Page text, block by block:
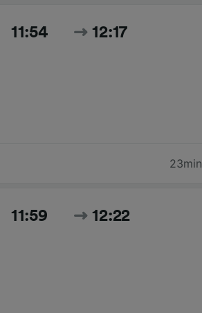
11:54 12:17
23min
11:59 12:22